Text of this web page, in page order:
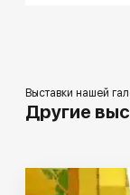
Выставки нашей
Другие